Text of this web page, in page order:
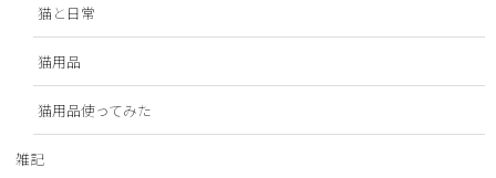
猫と日常
猫用品
猫用品使ってみた
雑記